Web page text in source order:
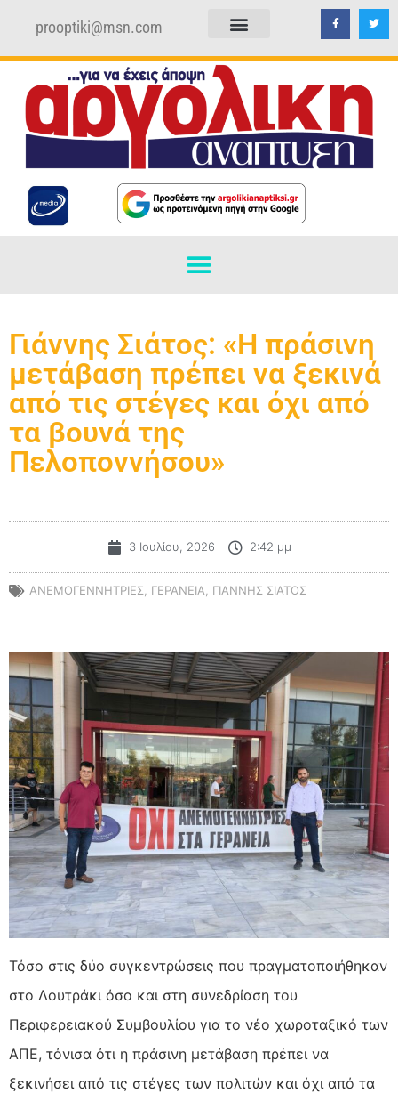
prooptiki@msn.com
Γιάννης Σιάτος: «Η πράσινη
μετάβαση πρέπει να ξεκινά
από τις στέγες και όχι από
τα βουνά της
Πελοποννήσου»
3 Ιουλίου, 2026 2:42 μμ
ΑΝΕΜΟΓΕΝΝΗΤΡΙΕΣ, ΓΕΡΑΝΕΙΑ, ΓΙΑΝΝΗΣ ΣΙΑΤΟΣ
Τόσο στις δύο συγκεντρώσεις που πραγματοποιήθηκαν
στο Λουτράκι όσο και στη συνεδρίαση του
Περιφερειακού Συμβουλίου για το νέο χωροταξικό των
ΑΠΕ, τόνισα ότι η πράσινη μετάβαση πρέπει να
ξεκινήσει από τις στέγες των πολιτών και όχι από τα